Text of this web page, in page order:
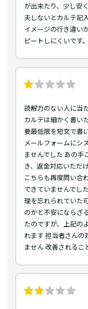
が出来たり、少し安
夫しないとカルテ記
イメージの行き違い
ピートしにくいです。
読解力のない人に当
カルテは細かく書い
要最低限を短文で書
メールフォームにシ
ませんでした あの手
き、返金対応いただ
こちらも再度問い合
できていませんでし
理を忘れられていた
のかと不安にならざ
たのですが、上記の
れます 担当者さんの
ません 改善されるこ